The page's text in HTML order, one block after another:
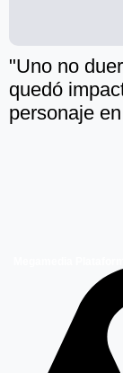
"Uno no
quedó
personaje